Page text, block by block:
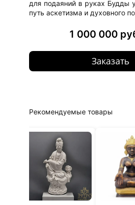
1 000 000
Заказать
для подаяний в руках Будды
путь аскетизма и духовного
Рекомендуемые товары